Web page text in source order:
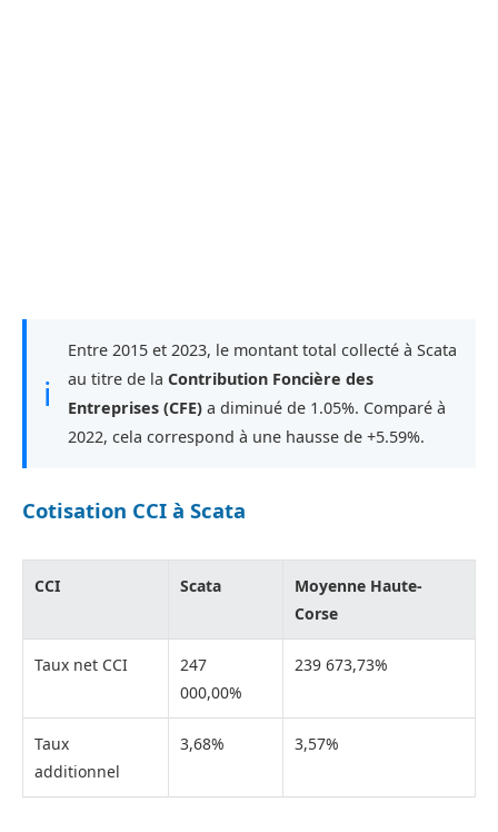
ℹ
Entre 2015 et 2023, le montant total collecté à Scata
au titre de la Contribution Foncière des
Entreprises (CFE) a diminué de 1.05%. Comparé à
2022, cela correspond à une hausse de +5.59%.
Cotisation CCI à Scata
CCI Scata
Moyenne Haute-
Corse
Taux net CCI
247
000,00%
239 673,73%
Taux
additionnel
3,68% 3,57%